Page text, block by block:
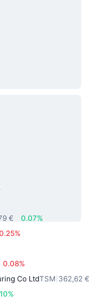
€
0.07%
0.08%
Co LtdTSM 362,62